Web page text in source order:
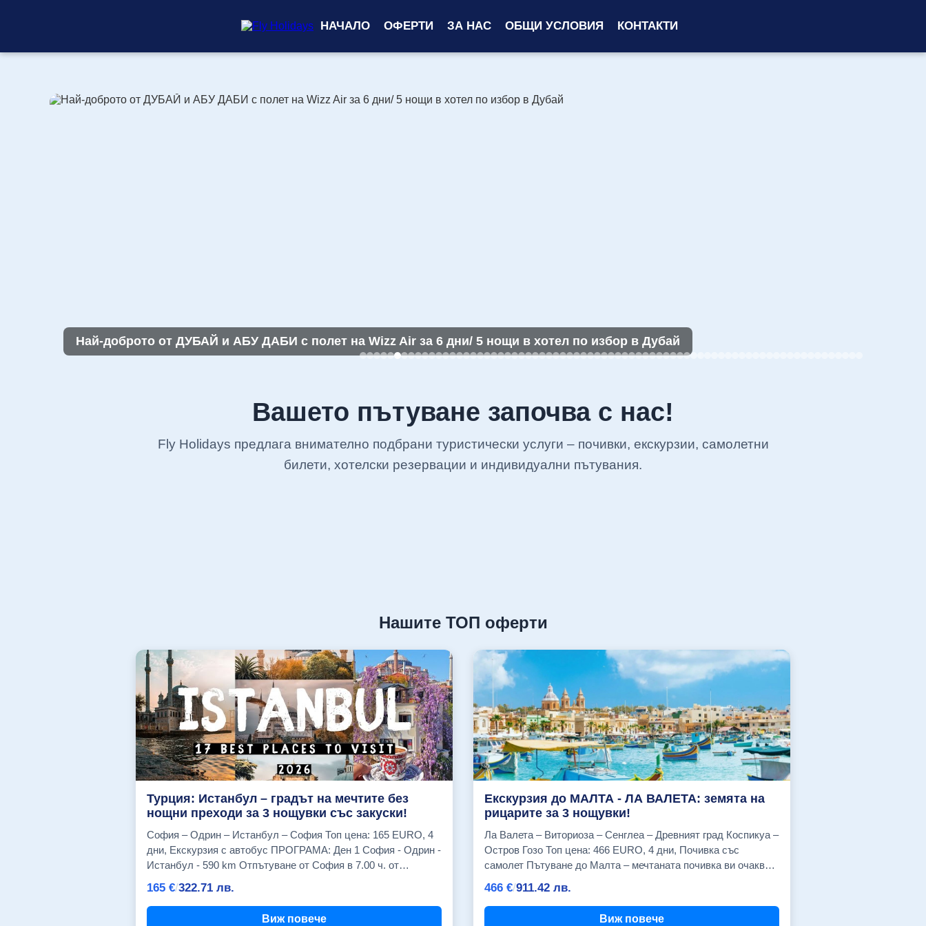
НАЧАЛО ОФЕРТИ ЗА НАС ОБЩИ УСЛОВИЯ КОНТАКТИ
Най-доброто от ДУБАЙ и АБУ ДАБИ с полет на Wizz Air за 6 дни/ 5 нощи в хотел по избор в Дубай
Вашето пътуване започва с нас!
Fly Holidays предлага внимателно подбрани туристически услуги – почивки, екскурзии, самолетни
билети, хотелски резервации и индивидуални пътувания.
Нашите ТОП оферти
Турция: Истанбул – градът на мечтите без
нощни преходи за 3 нощувки със закуски!
София – Одрин – Истанбул – София Топ цена: 165 EURО, 4
дни, Екскурзия с автобус ПРОГРАМА: Ден 1 София - Одрин -
Истанбул - 590 km Отпътуване от София в 7.00 ч. от
Младост, Окръжна болница), 7.40 ч. - Ихтиман (мотел
"Ихтиман"), 8.10 ч. - Пазарджик (бензиностанция "Insa oil" на
165 €/322.71 лв.
Виж повече
Екскурзия до МАЛТА - ЛА ВАЛЕТА: земята на
рицарите за 3 нощувки!
Ла Валета – Виториоза – Сенглеа – Древният град Коспикуа – Остров Гозо Топ цена: 466 EURO, 4 дни, Почивка със самолет Пътуване до Малта – мечтаната почивка ви очаква! Отдайте се на вълнуващо приключение в сърцето на Средиземно море. Малта е остров, който притежава магията да сбъдва мечти. Представете си как се разхождате по средновековните улички на Ла Валета, любувате се на зашеметяващите гледки от древните стени и се наслаждавате на спиращата дъха природа. Очаква ви и среща с уникалните природни феномени на остров Гозо, както и възможността да се потопите в тюркоазените води на Синята лагуна. Не пропускайте шанса да опитате местните специалитети и да създадете незабравими спомени. Резервирайте своята почивка в Малта! ПРОГРАМА: Ден 1 София - Ла Валета Отпътуване от летище София с полет на авиокомпания "Ryanair" за Малта. Пристигане на летището в Малта. Настаняване. Нощувка. Ден 2 Виториоза - Сенглеа - Древения град Коспикуа Закуска. Свободно време. По желание полудневна екскурзия до трите древни града на Малтийския юг - Виториоза, Сенглеа и Коспикуа, пазещи спомена за малтийските рицари (около 4 часа). Тези древни градове са били многократно арена на дълги обсади и жестоки битки. Това е мястото, където през 1565 г. Османската империя претърпява поражение, от което започва упадъка и. Разходка по неповторимите улички на Виториоза със запазени много старинни здания, които напомнят за славните рицарски времена. И трите града предлагат великолепен изглед към Големия залив – "морската врата" на Малта. Свободно време. Нощувка. Ден 3 Остров Гозо Закуска. Свободно време. По желание целодневна екскурзия до остров Гозо (около 8 часа). Екскурзията е посветена на вторият по големина остров от Малтийският Архипелаг - Гозо. Фериботите отплуват от най-северната точка на Малта, пристанището Чиркеуа. Фериботите са съвременни. Имат комфортна закрита палуба и открита такава, от които гледките по време на пътуване са приказни. Пътуването с ферибота е само 25 мин. Вашият гид ще ви разведе из мегалитните храмове на Ггантия, най-старите свободно стоящи паметници в света, по-стари от египетските пирамиди. След това ще посетите средновековната крепост във Виктория, фиордоподобния залив в Ксленди и Двейра. Гозо е известен с занаятите си, особено с ръчно изработените дантели и плетени дрехи. Посетителите не могат да не останат впечатлени от буйната природа на острова, неговата спокойна атмосфера и колко се различава от по-големия остров Малта. Екскурзията продължава с природните феномени - "вътрешното море" и скалата "фунгус". Жителите на този остров винаги са били по-добрите занаятчии. И днес тази традиция продължава. Екскурзията включва място, където ще можете да видите тези изделия, да опитате сладкиши, напитки, мед и др. и да си купите сувенири. Следва кратка разходка по уличките на главният град Виктория и свободно време за обяд (не е включен в цената). След обяда екскурзията продължава в знаменитата Цитадела. Връщане обратно в Малта с ферибота. Нощувка. Ден 4 Ла Валета - София Закуска. Напускане на хотела. Трансфер до летището. Отпътуване за България с полет на авиокомпания "Ryanair". Пристигане на летище София. ЦЕНИ И ДАТИ Посочените цени са на турист за съответното настаняване. 22.07.2026 г. Cavalieri Art Saint Julian's (закуски) Двойна стая с градски изглед, с балкон (комфорт) - 562 EUR Cavalieri Art Saint Julian's (закуски) Единична стая - 589 EUR Double Tree by Hilton двойна стая - 682 EUR Radisson Blu Resort (закуски) Двойна стая с морски изглед - 808 EUR 29.07.2026 г. Cavalieri Art Saint Julian's (закуски) Двойна стая с градски изглед, с балкон (комфорт) - 562 EUR Cavalieri Art Saint Julian's (закуски) Единична стая - 589 EUR Double Tree by Hilton двойна стая - 682 EUR Radisson Blu Resort (закуски) Двойна стая с морски изглед - 808 EUR 05.08.2026 г. Cavalieri Art Saint Julian's (закуски) Двойна стая с градски изглед, с балкон (комфорт) - 587 EUR Cavalieri Art Saint Julian's (закуски) Единична стая - 687 EUR Double Tree by Hilton двойна стая - 707 EUR Radisson Blu Resort (закуски) Двойна стая с морски изглед - 833 EUR 12.08.2026 г. Cavalieri Art Saint Julian's (закуски) Двойна стая с градски изглед, с балкон (комфорт) - 587 EUR Cavalieri Art Saint Julian's (закуски) Единична стая - 687 EUR Double Tree by Hilton двойна стая - 707 EUR Radisson Blu Resort (закуски) Двойна стая с морски изглед - 833 EUR 19.08.2026 г. Cavalieri Art Saint Julian's (закуски) Двойна стая с градски изглед, с балкон (комфорт) - 587 EUR Cavalieri Art Saint Julian's (закуски) Единична стая - 687 EUR Double Tree by Hilton двойна стая - 707 EUR Radisson Blu Resort (закуски) Двойна стая с морски изглед - 833 EUR 26.08.2026 г. Cavalieri Art Saint Julian's (закуски) Двойна стая с градски изглед, с балкон (комфорт) - 587 EUR Cavalieri Art Saint Julian's (закуски) Единична стая - 687 EUR Double Tree by Hilton двойна стая - 707 EUR Radisson Blu Resort (закуски) Двойна стая с морски изглед - 833 EUR 02.09.2026 г. Cavalieri Art Saint Julian's (закуски) Двойна стая с градски изглед, с балкон (комфорт) - 562 EUR Cavalieri Art Saint Julian's (закуски) Единична стая - 662 EUR Double Tree by Hilton двойна стая - 682 EUR Radisson Blu Resort (закуски) Двойна стая с морски изглед - 808 EUR 09.09.2026 г. Cavalieri Art Saint Julian's (закуски) Двойна стая с градски изглед, с балкон (комфорт) - 562 EUR Cavalieri Art Saint Julian's (закуски) Единична стая - 662 EUR Double Tree by Hilton двойна стая - 682 EUR Radisson Blu Resort (закуски) Двойна стая с морски изглед - 808 EUR 16.09.2026 г. Cavalieri Art Saint Julian's (закуски) Двойна стая с градски изглед, с балкон (комфорт) - 562 EUR Cavalieri Art Saint Julian's (закуски) Единична стая - 662 EUR Double Tree by Hilton двойна стая - 682 EUR Radisson Blu Resort (закуски) Двойна стая с морски изглед - 808 EUR 23.09.2026 г. Cavalieri Art Saint Julian's (закуски) Двойна стая с градски изглед, с балкон (комфорт) - 562 EUR Cavalieri Art Saint Julian's (закуски) Единична стая - 662 EUR Double Tree by Hilton двойна стая - 682 EUR Radisson Blu Resort (закуски) Двойна стая с морски изглед - 808 EUR 30.09.2026 г. Cavalieri Art Saint Julian's (закуски) Двойна стая с градски изглед, с балкон (комфорт) - 562 EUR Cavalieri Art Saint Julian's (закуски) Единична стая - 662 EUR Double Tree by Hilton двойна стая 682 EUR Radisson Blu Resort (закуски) Двойна стая с морски изглед - 808 EUR 07.10.2026 г. Cavalieri Art Saint Julian's (закуски) Двойна стая с градски изглед - 587 EUR Cavalieri Art Saint Julian's (закуски) Двойна стая с градски изглед, с балкон (комфорт) - 536 EUR Cavalieri Art Saint Julian's (закуски) Единична стая - 636 EUR Cavalieri Art Saint Julian's (закуски) Единична стая с градски изглед - 766 EUR Double Tree by Hilton двойна стая - 656 EUR Radisson Blu Resort (закуски) Двойна стая с морски изглед 782 EUR 14.10.2026 г. Cavalieri Art Saint Julian's (закуски) Двойна стая с градски изглед - 515 EUR Cavalieri Art Saint Julian's (закуски) Двойна стая с морски изглед - 543 EUR Cavalieri Art Saint Julian's (закуски) Единична стая с градски изглед - 686 EUR Double Tree by Hilton двойна стая - 581 EUR Radisson Blu Resort (закуски) Двойна стая с морски изглед - 702 EUR 21.10.2026 г. Cavalieri Art Saint Julian's (закуски) Двойна стая с градски изглед - 515 EUR Cavalieri Art Saint Julian's (закуски) Двойна стая с градски изглед, с балкон (комфорт) - 466 EUR Cavalieri Art Saint Julian's (закуски) Двойна стая с морски изглед - 543 EUR Cavalieri Art Saint Julian's (закуски) Единична стая с градски изглед - 686 EUR Double Tree by Hilton двойна стая - 581 EUR Radisson Blu Resort (закуски) Двойна стая с морски изглед - 702 EUR ЦЕНАТА ВКЛЮЧВА: Самолетен билет София - Малта - София на авиокомпания "Ryanair" с включени летищни такси; 1 малък салонен багаж до 10 кг. с размери 40/30/20 см.; Трансфер летище - хотел- летище; 3 нощувки със закуски в избрания от Вас хотел в Малта; Застраховка "Помощ при пътуване в чужбина" с асистанс и лимит на отговорност 10 000 EUR на Застрахователно Дружество "Евроинс" АД; Асистанс на български език. ЦЕНАТА НЕ ВКЛЮЧВА: 1 брой чекиран багаж до 20 кг; PCR тест (при необходимост) Туристическа такса престой в Малта: 0,50 EUR на турист на ден (заплаща се индивидуално от туристите на рецепцията на хотела) Обеди и вечери Пътешествие с яхта около Малта Полудневна екскурзия до Ла Валета Полудневна екскурзия до Мдина Полудневна екскурзия "Малтийския юг" - Сенглеа, Коспикуа, Виториоса Целодневна екскурзия до остров Гозо Входни такси и билети за други музеи, обекти и прояви, посещавани по желание Разходи от личен характер Застраховка "Отмяна на пътуване" (Препоръчваме Ви сключването на тази застраховка!) За лица над 64 г. автоматично се добавя доплащане за завишена застрахователна премия Входна такса за катедралата Свети Йоан Кръстител в Ла Валета (15 EUR); ДОПЪЛНИТЕЛНИ УСЛУГИ Чекиран багаж до 10 кг (в двете посоки) на турист 55.00 € Чекиран багаж до 20 кг (в двете посоки) на турист 87.00 € Доплащане за съседни места в самолета (отиване и връщане ) - на турист (подлежи на потвърждение) 45.50 € Пътешествие с яхта около Малта (включва трансфери, закуска, обяд и следобедна закуска) на турист. Прекрасна възможност за къпане в едно от най-красивите места в Малта – Синята лагуна на остров Комино. (осъществява се на английски/руски след потвърждение!); от 0.00 € до 91.50 € Полудневна екскурзия до Валета с местен екскурзовод на турист (осъществява се на английски/руски при минимум от 4-ма туристи и на български език при минимум 15 туристи (не се гарантира), с включено посещение на катедралата Св. Йоан Кръстител) от 0.00 € до 60.80 € Полудневна екскурзия "Малтийския юг" до Сенглеа, Коспикуа, Виториоса с местен екскурзовод на турист (осъществява се на английски/руски при минимум от 4 туристи и на български език при минимум 15 туристи (не се гарантира) от 0.0
466 €/911.42 лв.
Виж повече